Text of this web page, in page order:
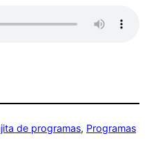
de programas, Programas